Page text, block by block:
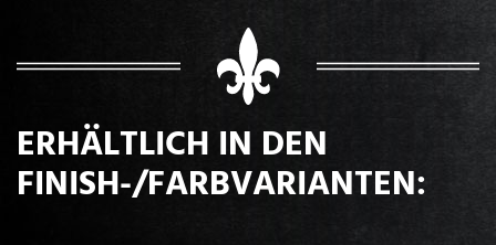
ERHÄLTLICH IN DEN
FINISH-/FARBVARIANTEN: